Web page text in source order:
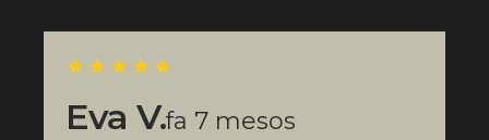
★★★★★
Eva V.fa 7 mesos